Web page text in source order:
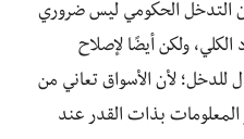
التدخل الحكومي ليس ضروري
الكلي، ولكن أيضًا لإصلاح
للدخل؛ لأن الأسواق تعاني من
المعلومات بذات القدر عند